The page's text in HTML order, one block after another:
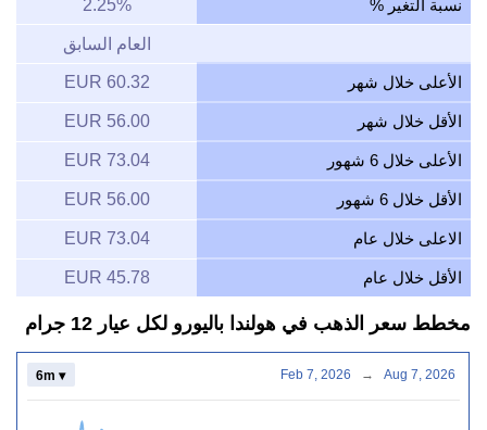
نسبة التغير % 2.25%
العام السابق
الأعلى خلال شهر 60.32 EUR
الأقل خلال شهر 56.00 EUR
الأعلى خلال 6 شهور 73.04 EUR
الأقل خلال 6 شهور 56.00 EUR
الاعلى خلال عام 73.04 EUR
الأقل خلال عام 45.78 EUR
مخطط سعر الذهب في هولندا باليورو لكل عيار 12 جرام
6m ▾ Feb 7, 2026 → Aug 7, 2026